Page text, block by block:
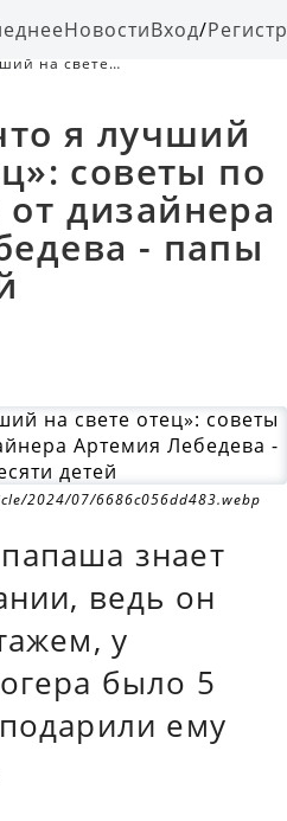
НовостиВход/
на свете
я лучший
советы по
дизайнера
- папы
2024/07/6686c056dd483.webp
знает
ведь он
у
было 5
ему